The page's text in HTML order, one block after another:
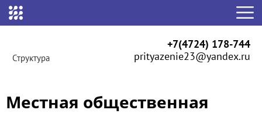
Структура
+7(4724) 178-744
prityazenie23@yandex.ru
Местная общественная